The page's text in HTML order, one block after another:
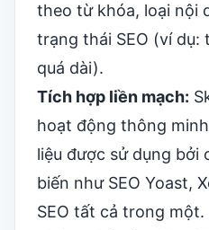
theo từ khóa, loại nội
trạng thái SEO (ví dụ:
quá dài).
Tích hợp liền mạch:
hoạt động thông
liệu được sử dụng bởi
biến như SEO Yoast,
SEO tất cả trong